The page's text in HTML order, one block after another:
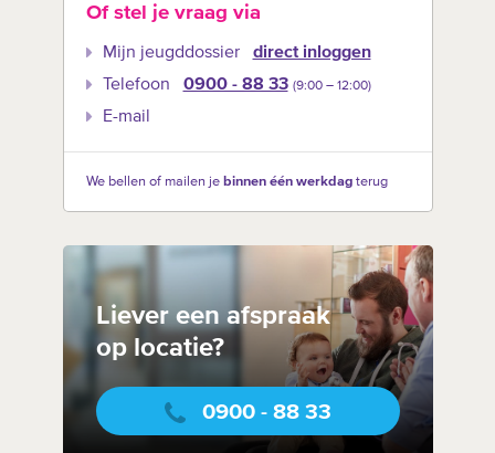
Of stel je vraag via
Mijn jeugddossier
direct inloggen
Telefoon
0900 - 88 33 (9:00 –‍ 12:00)
E-mail
We bellen of mailen je binnen één werkdagterug
Liever een afspraak
op locatie?
0900 - 88 33